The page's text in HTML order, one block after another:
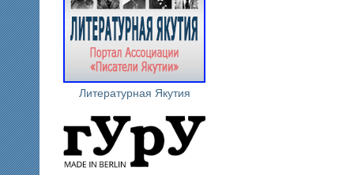
Литературная Якутия